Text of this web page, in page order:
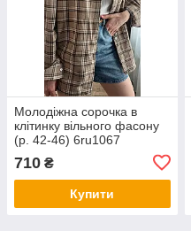
Молодіжна сорочка в
клітинку вільного фасону
(р. 42-46) 6ru1067
710 ₴
Купити